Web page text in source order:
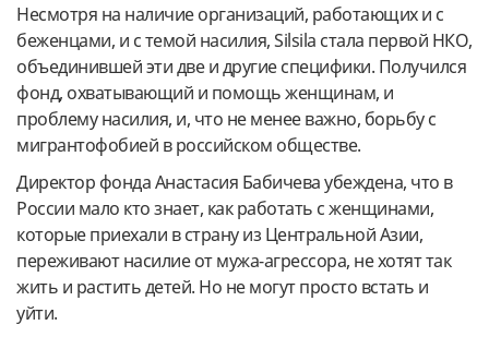
Несмотря на наличие организаций, работающих и с
беженцами, и с темой насилия, Silsila стала первой НКО,
объединившей эти две и другие специфики. Получился
фонд, охватывающий и помощь женщинам, и
проблему насилия, и, что не менее важно, борьбу с
мигрантофобией в российском обществе.
Директор фонда Анастасия Бабичева убеждена, что в
России мало кто знает, как работать с женщинами,
которые приехали в страну из Центральной Азии,
переживают насилие от мужа-агрессора, не хотят так
жить и растить детей. Но не могут просто встать и
уйти.